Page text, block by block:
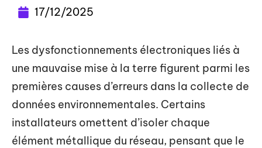
17/12/2025
Les dysfonctionnements électroniques liés à
une mauvaise mise à la terre figurent parmi les
premières causes d’erreurs dans la collecte de
données environnementales. Certains
installateurs omettent d’isoler chaque
élément métallique du réseau, pensant que le